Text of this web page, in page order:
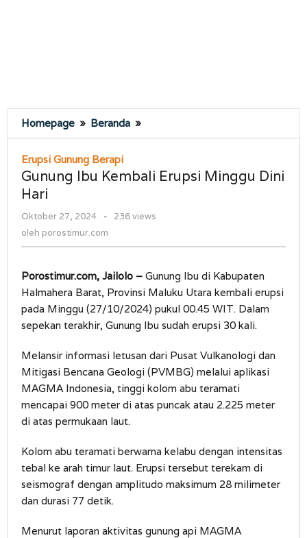
Homepage » Beranda »
Ibu
Erupsi
Minggu
Hari
Erupsi Gunung Berapi
Gunung Ibu Kembali Erupsi Minggu Dini
Hari
Oktober 27, 2024
oleh
-
236 views
oleh porostimur.com
Porostimur.com, Jailolo – Gunung Ibu di Kabupaten
Halmahera Barat, Provinsi Maluku Utara kembali erupsi
pada Minggu (27/10/2024) pukul 00.45 WIT. Dalam
sepekan terakhir, Gunung Ibu sudah erupsi 30 kali.
Melansir informasi letusan dari Pusat Vulkanologi dan
Mitigasi Bencana Geologi (PVMBG) melalui aplikasi
MAGMA Indonesia, tinggi kolom abu teramati
mencapai 900 meter di atas puncak atau 2.225 meter
di atas permukaan laut.
Kolom abu teramati berwarna kelabu dengan intensitas
tebal ke arah timur laut. Erupsi tersebut terekam di
seismograf dengan amplitudo maksimum 28 milimeter
dan durasi 77 detik.
Menurut laporan aktivitas gunung api MAGMA